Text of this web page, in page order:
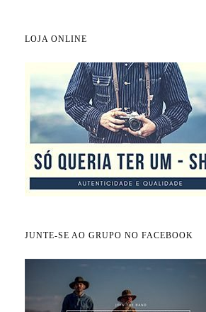
LOJA ONLINE
JUNTE-SE AO GRUPO NO FACEBOOK